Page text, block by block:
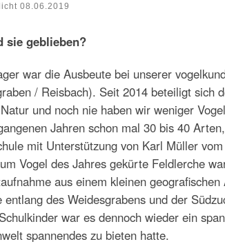
08.06.2019
sie geblieben?
war die Ausbeute bei unserer
/ Reisbach). Seit 2014 beteiligt sich
und noch nie haben wir weniger
Jahren schon mal 30 bis 40
mit Unterstützung von Karl Müller
Vogel des Jahres gekürte Feldlerche
aus einem kleinen
entlang des Weidesgrabens und der
war es dennoch wieder ein
spannendes zu bieten hatte.